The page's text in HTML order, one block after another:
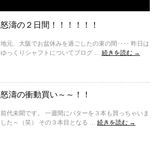
怒濤の２日間！！！！！！
地元、大阪でお盆休みを過ごしたの束の間‥‥ 昨日は
ゆっくりシャフトについてブログ … 続きを読む →
怒濤の衝動買い～～！！
前代未聞です。 一週間にパターを３本も買っちゃいま
した～（笑） その３本目となる … 続きを読む →